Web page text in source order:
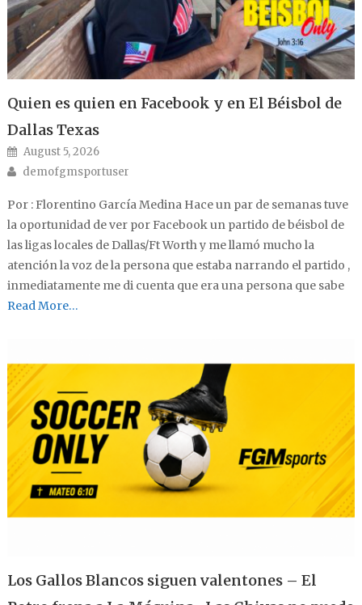
Quien es quien en Facebook y en El Béisbol de
Dallas Texas
Posted on
August 5, 2026
Author
demofgmsportuser
Por : Florentino García Medina Hace un par de semanas tuve
la oportunidad de ver por Facebook un partido de béisbol de
las ligas locales de Dallas/Ft Worth y me llamó mucho la
atención la voz de la persona que estaba narrando el partido ,
inmediatamente me di cuenta que era una persona que sabe
Read More…
Los Gallos Blancos siguen valentones – El